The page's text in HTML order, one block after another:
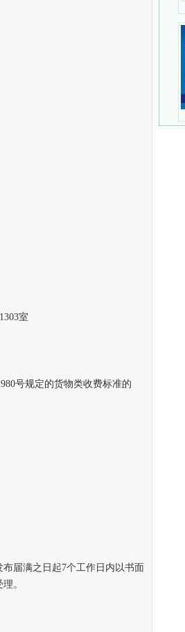
室
号规定的货物类收费标准的
届满之日起7个工作日内以书面
。